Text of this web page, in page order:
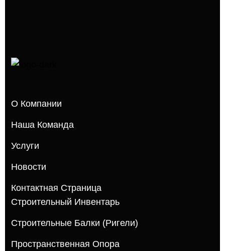
О Компании
Наша Команда
Услуги
Новости
Контактная Страница
Строительный Инвентарь
Строительные Балки (ригели)
Пространственная Опора